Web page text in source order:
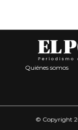
Quiénes somos
© Copyright